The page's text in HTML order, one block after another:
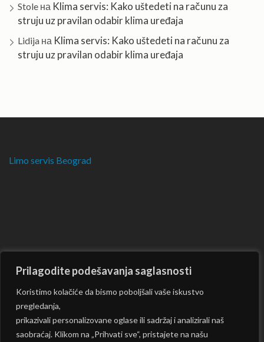
Prilagodite podešavanja saglasnosti
Koristimo kolačiće da bismo poboljšali vaše iskustvo
pregledanja,
prikazivali personalizovane oglase ili sadržaj i analizirali naš
saobraćaj. Klikom na „Prihvati sve“, pristajete na našu
Stole на Klima servis: Kako uštedeti na računu za
struju uz pravilan odabir klima uređaja
Lidija на Klima servis: Kako uštedeti na računu za
struju uz pravilan odabir klima uređaja
Limo servis Beograd